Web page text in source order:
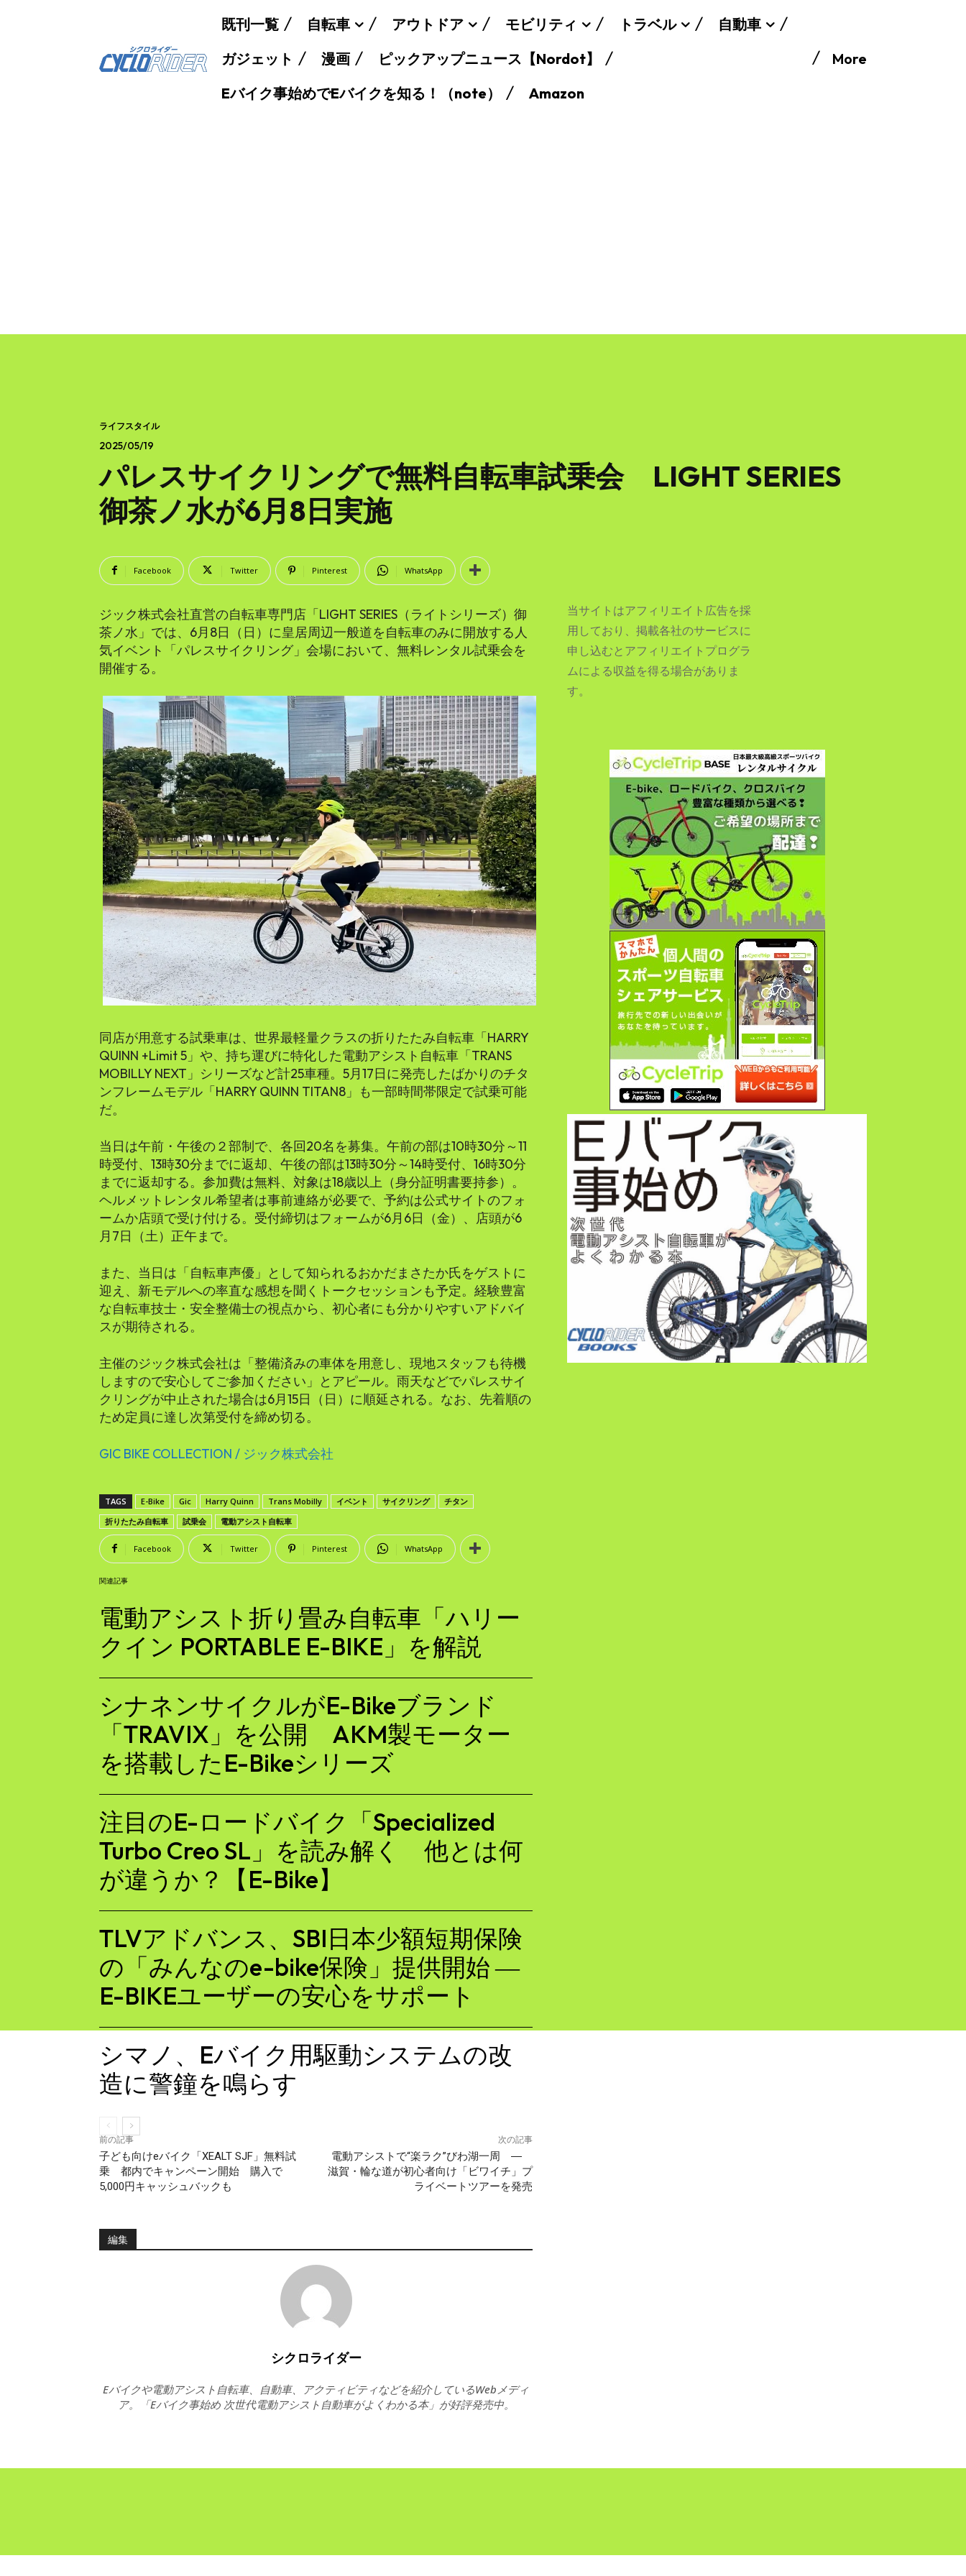
既刊一覧 自転車 アウトドア モビリティ トラベル
自動車
ガジェット
漫画
ピックアップニュース【Nordot】
Eバイク事始めでEバイクを知る！（note）
Amazon
More
ライフスタイル
2025/05/19
パレスサイクリングで無料自転車試乗会 LIGHT SERIES
御茶ノ水が6月8日実施
Facebook Twitter Pinterest WhatsApp
ジック株式会社直営の自転車専門店「LIGHT SERIES（ライトシリーズ）御
茶ノ水」では、6月8日（日）に皇居周辺一般道を自転車のみに開放する人
気イベント「パレスサイクリング」会場において、無料レンタル試乗会を
開催する。
同店が用意する試乗車は、世界最軽量クラスの折りたたみ自転車「HARRY
QUINN +Limit 5」や、持ち運びに特化した電動アシスト自転車「TRANS
MOBILLY NEXT」シリーズなど計25車種。5月17日に発売したばかりのチタ
ンフレームモデル「HARRY QUINN TITAN8」も一部時間帯限定で試乗可能
だ。
当日は午前・午後の２部制で、各回20名を募集。午前の部は10時30分～11
時受付、13時30分までに返却、午後の部は13時30分～14時受付、16時30分
までに返却する。参加費は無料、対象は18歳以上（身分証明書要持参）。
ヘルメットレンタル希望者は事前連絡が必要で、予約は公式サイトのフォ
ームか店頭で受け付ける。受付締切はフォームが6月6日（金）、店頭が6
月7日（土）正午まで。
また、当日は「自転車声優」として知られるおかだまさたか氏をゲストに
迎え、新モデルへの率直な感想を聞くトークセッションも予定。経験豊富
な自転車技士・安全整備士の視点から、初心者にも分かりやすいアドバイ
スが期待される。
主催のジック株式会社は「整備済みの車体を用意し、現地スタッフも待機
しますので安心してご参加ください」とアピール。雨天などでパレスサイ
クリングが中止された場合は6月15日（日）に順延される。なお、先着順の
ため定員に達し次第受付を締め切る。
GIC BIKE COLLECTION / ジック株式会社
TAGS E-Bike Gic Harry Quinn Trans Mobilly イベント サイクリング
チタン
折りたたみ自転車
試乗会 電動アシスト自転車
Facebook Twitter Pinterest WhatsApp
関連記事
電動アシスト折り畳み自転車「ハリー
クイン PORTABLE E-BIKE」を解説
シナネンサイクルがE-Bikeブランド
「TRAVIX」を公開 AKM製モーター
を搭載したE-Bikeシリーズ
注目のE-ロードバイク「Specialized
Turbo Creo SL」を読み解く 他とは何
が違うか？【E-Bike】
TLVアドバンス、SBI日本少額短期保険
の「みんなのe-bike保険」提供開始 ―
E-BIKEユーザーの安心をサポート
シマノ、Eバイク用駆動システムの改
造に警鐘を鳴らす
前の記事
子ども向けeバイク「XEALT SJF」無料試
乗 都内でキャンペーン開始 購入で
5,000円キャッシュバックも
次の記事
電動アシストで“楽ラク”びわ湖一周 ―
滋賀・輪な道が初心者向け「ビワイチ」プ
ライベートツアーを発売
編集
シクロライダー
Eバイクや電動アシスト自転車、自動車、アクティビティなどを紹介しているWebメディ
ア。「Eバイク事始め 次世代電動アシスト自動車がよくわかる本」が好評発売中。
当サイトはアフィリエイト広告を採
用しており、掲載各社のサービスに
申し込むとアフィリエイトプログラ
ムによる収益を得る場合がありま
す。